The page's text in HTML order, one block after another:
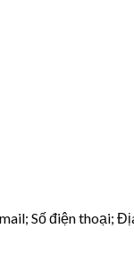
Số điện thoại;